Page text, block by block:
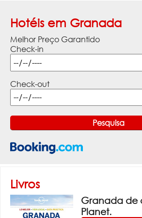
Hotéis em Granada
Melhor Preço Garantido
Check-in
Check-out
Livros
Granada de
Planet.